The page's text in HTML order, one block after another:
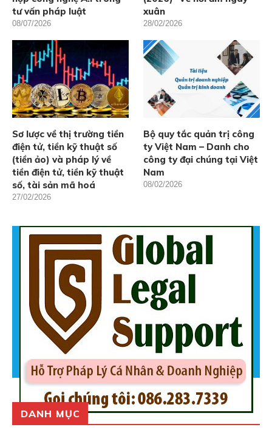
tư vấn pháp luật
08/07/2026
xuân
28/02/2026
Sơ lược về thị trường tiền
điện tử, tiền kỹ thuật số
(tiền ảo) và pháp lý về
tiền điện tử, tiền kỹ thuật
số, tài sản mã hoá
27/02/2026
Bộ quy tắc quản trị công
ty Việt Nam – Danh cho
công ty đại chúng tại Việt
Nam
08/02/2026
DANH MỤC